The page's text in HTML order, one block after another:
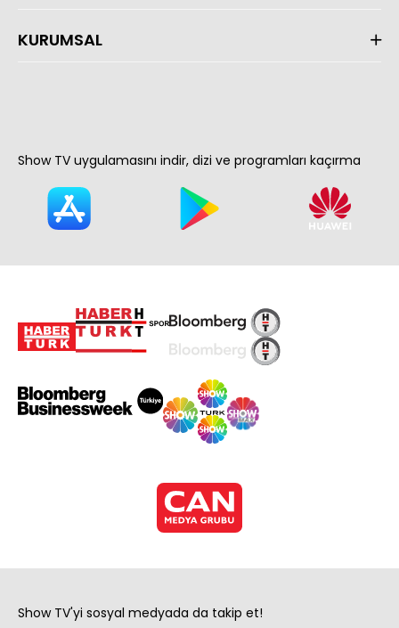
KURUMSAL
Show TV uygulamasını indir, dizi ve programları kaçırma
Show TV'yi sosyal medyada da takip et!